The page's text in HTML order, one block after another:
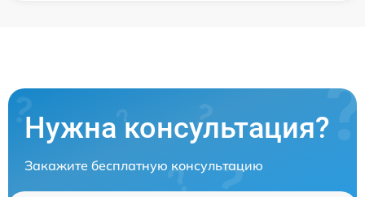
Нужна консультация?
Закажите бесплатную консультацию